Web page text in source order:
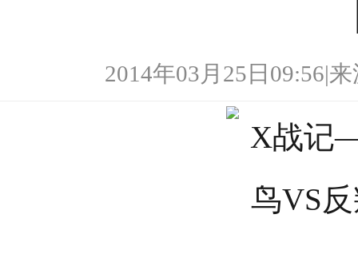
2014年03月25日09:56|来